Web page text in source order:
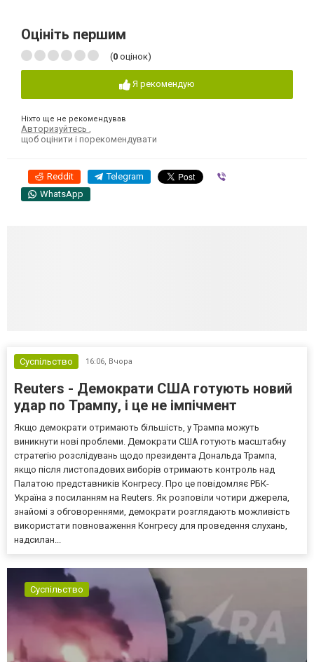
Оцініть першим
(0 оцінок)
Я рекомендую
Ніхто ще не рекомендував
Авторизуйтесь
щоб оцінити і порекомендувати
Reddit Telegram
WhatsApp
Суспільство 16:06, Вчора
Reuters - Демократи США готують новий
удар по Трампу, і це не імпічмент
Якщо демократи отримають більшість, у Трампа можуть
виникнути нові проблеми. Демократи США готують масштабну
стратегію розслідувань щодо президента Дональда Трампа,
якщо після листопадових виборів отримають контроль над
Палатою представників Конгресу. Про це повідомляє РБК-
Україна з посиланням на Reuters. Як розповіли чотири джерела,
знайомі з обговореннями, демократи розглядають можливість
використати повноваження Конгресу для проведення слухань,
надсилан...
Суспільство